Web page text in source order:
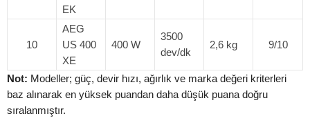
EK
10
AEG
US 400
XE
400 W
3500
dev/dk
2,6 kg 9/10
Not: Modeller; güç, devir hızı, ağırlık ve marka değeri kriterleri
baz alınarak en yüksek puandan daha düşük puana doğru
sıralanmıştır.